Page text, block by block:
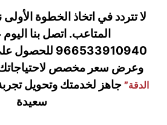
لا تتردد في اتخاذ الخطوة
المتاعب. اتصل بنا
966533910940
وعرض سعر مخصص
الدقة” جاهز لخدمتك وتحويل
سعيدة